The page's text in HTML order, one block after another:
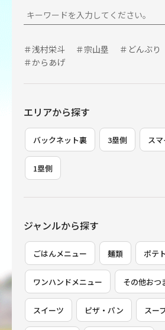
＃浅村栄斗 ＃宗山塁 ＃どんぶり
＃からあげ
エリアから探す
バックネット裏 3塁側 ス
1塁側
ジャンルから探す
ごはんメニュー 麺類 ポテト
ワンハンドメニュー その他おつ
スイーツ ピザ・パン スー